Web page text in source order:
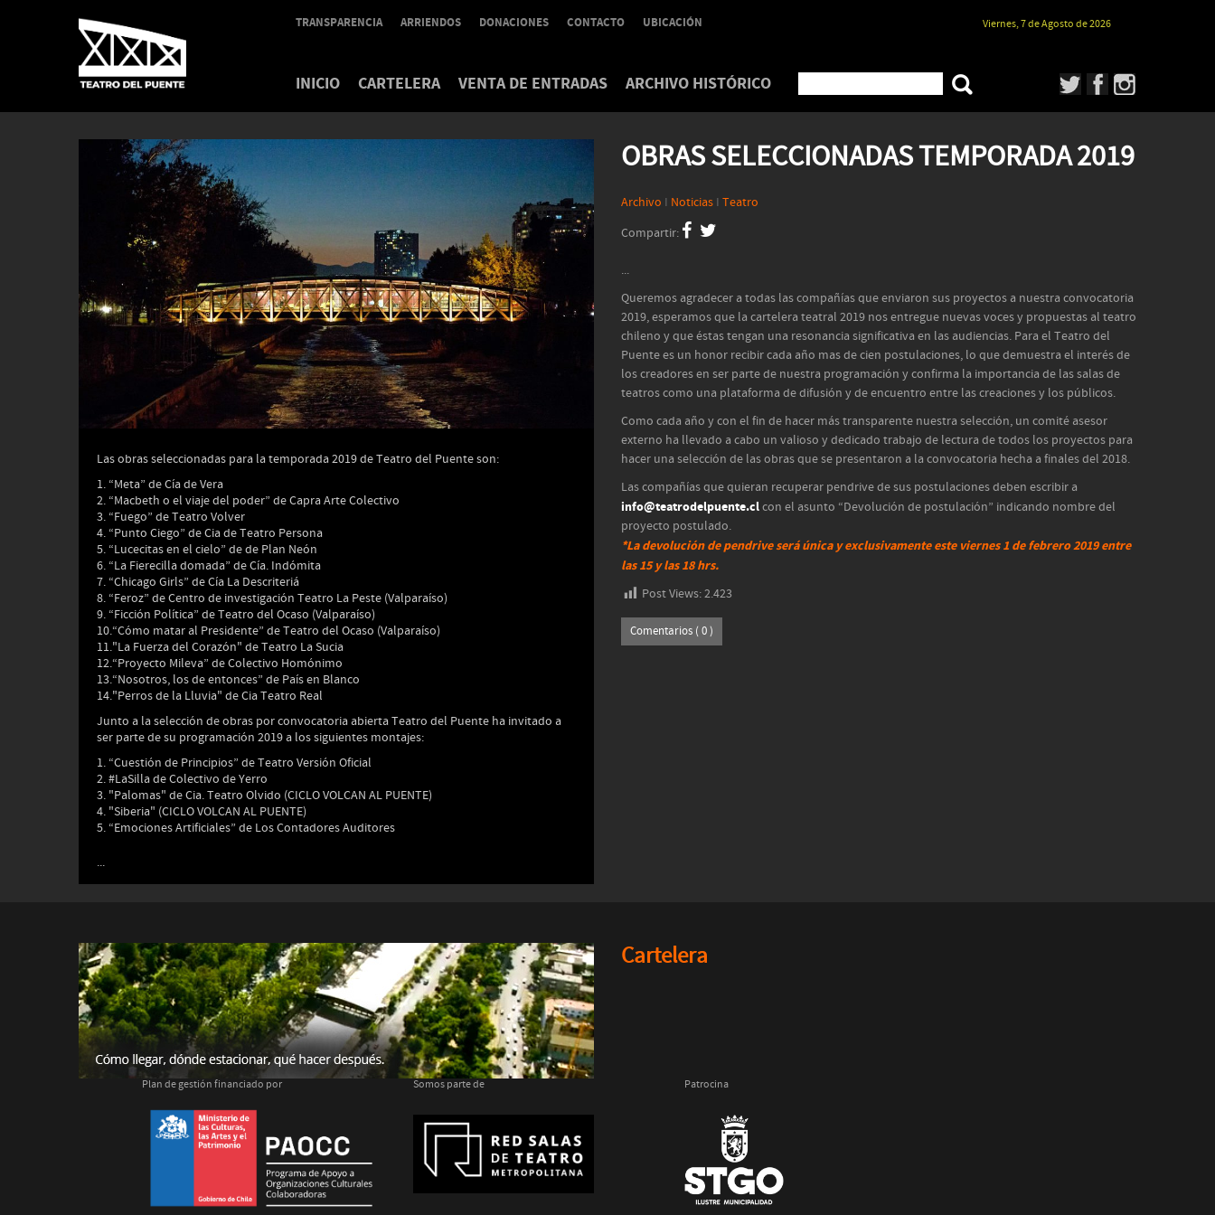
TRANSPARENCIA ARRIENDOS DONACIONES CONTACTO UBICACIÓN Viernes, 7 de Agosto de 2026
INICIO CARTELERA VENTA DE ENTRADAS ARCHIVO HISTÓRICO
Las obras seleccionadas para la temporada 2019 de Teatro del Puente son:
1. “Meta” de Cía de Vera
2. “Macbeth o el viaje del poder” de Capra Arte Colectivo
3. “Fuego” de Teatro Volver
4. “Punto Ciego” de Cia de Teatro Persona
5. “Lucecitas en el cielo” dede Plan Neón
6. “La Fierecilla domada” de Cía. Indómita
7. “Chicago Girls” de Cía La Descriteriá
8. “Feroz” de Centro de investigación Teatro La Peste (Valparaíso)
9. “Ficción Política” de Teatro del Ocaso (Valparaíso)
10.“Cómo matar al Presidente” de Teatro del Ocaso (Valparaíso)
11."La Fuerza del Corazón" de Teatro La Sucia
12.“Proyecto Mileva” de Colectivo Homónimo
13.“Nosotros, los de entonces” de País en Blanco
14."Perros de la Lluvia" de Cia Teatro Real
Junto a la selección de obras por convocatoria abierta Teatro del Puente ha invitado a
ser parte de su programación 2019 a los siguientes montajes:
1. “Cuestión de Principios” de Teatro Versión Oficial
2. #LaSilla de Colectivo de Yerro
3. "Palomas" de Cia. Teatro Olvido (CICLO VOLCAN AL PUENTE)
4. "Siberia" (CICLO VOLCAN AL PUENTE)
5. “Emociones Artificiales” de Los Contadores Auditores
...
OBRAS SELECCIONADAS TEMPORADA 2019
Archivo I Noticias I Teatro
Compartir:
...
Queremos agradecer a todas las compañías que enviaron sus proyectos a nuestra convocatoria
2019, esperamos que la cartelera teatral 2019 nos entregue nuevas voces y propuestas al teatro
chileno y que éstas tengan una resonancia significativa en las audiencias. Para el Teatro del
Puente es un honor recibir cada año mas de cien postulaciones, lo que demuestra el interés de
los creadores en ser parte de nuestra programación y confirma la importancia de las salas de
teatros como una plataforma de difusión y de encuentro entre las creaciones y los públicos.
Como cada año y con el fin de hacer más transparente nuestra selección, un comité asesor
externo ha llevado a cabo un valioso y dedicado trabajo de lectura de todos los proyectos para
hacer una selección de las obras que se presentaron a la convocatoria hecha a finales del 2018.
Las compañías que quieran recuperar pendrive de sus postulaciones deben escribir a
info@teatrodelpuente.clcon el asunto “Devolución de postulación” indicando nombre del
proyecto postulado.
*La devolución de pendrive será única y exclusivamente este viernes 1 de febrero 2019 entre
las 15 y las 18 hrs.
Post Views:2.423
Comentarios ( 0 )
Cartelera
Plan de gestión financiado por Somos parte de Patrocina